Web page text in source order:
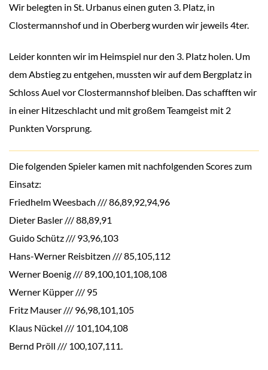
Wir belegten in St. Urbanus einen guten 3. Platz, in
Clostermannshof und in Oberberg wurden wir jeweils 4ter.
Leider konnten wir im Heimspiel nur den 3. Platz holen. Um
dem Abstieg zu entgehen, mussten wir auf dem Bergplatz in
Schloss Auel vor Clostermannshof bleiben. Das schafften wir
in einer Hitzeschlacht und mit großem Teamgeist mit 2
Punkten Vorsprung.
Die folgenden Spieler kamen mit nachfolgenden Scores zum
Einsatz:
Friedhelm Weesbach /// 86,89,92,94,96
Dieter Basler /// 88,89,91
Guido Schütz /// 93,96,103
Hans-Werner Reisbitzen /// 85,105,112
Werner Boenig /// 89,100,101,108,108
Werner Küpper /// 95
Fritz Mauser /// 96,98,101,105
Klaus Nückel /// 101,104,108
Bernd Pröll /// 100,107,111.